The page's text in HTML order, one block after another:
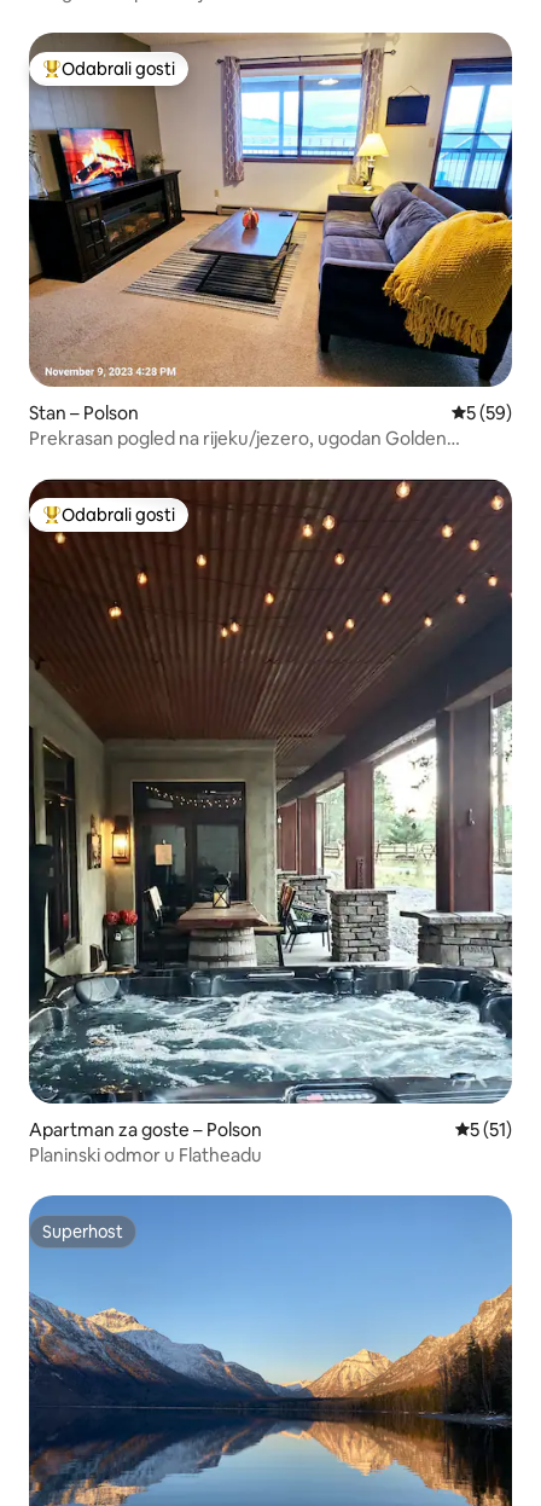
Među najviše rangiranima s oznakom „Odabrali gosti”
Odabrali gosti
Stan – Polson Prosječna
5 (59)
Prekrasan pogled na rijeku/jezero, ugodan Golden
Među najviše rangiranima s oznakom „Odabrali gosti”
Odabrali gosti
Apartman za goste – Polson Prosječna
5 (51)
Planinski odmor u Flatheadu
Superhost
Superhost